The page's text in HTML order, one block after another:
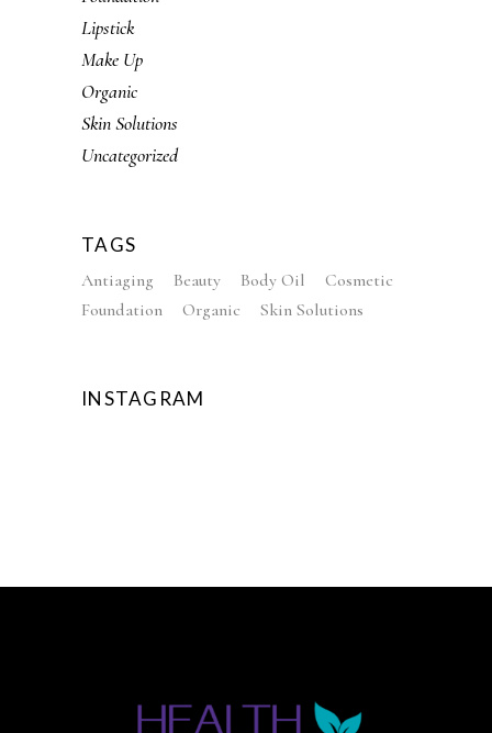
Lipstick
Make Up
Organic
Skin Solutions
Uncategorized
TAGS
Antiaging Beauty Body Oil
Cosmetic
Foundation
Organic Skin Solutions
INSTAGRAM